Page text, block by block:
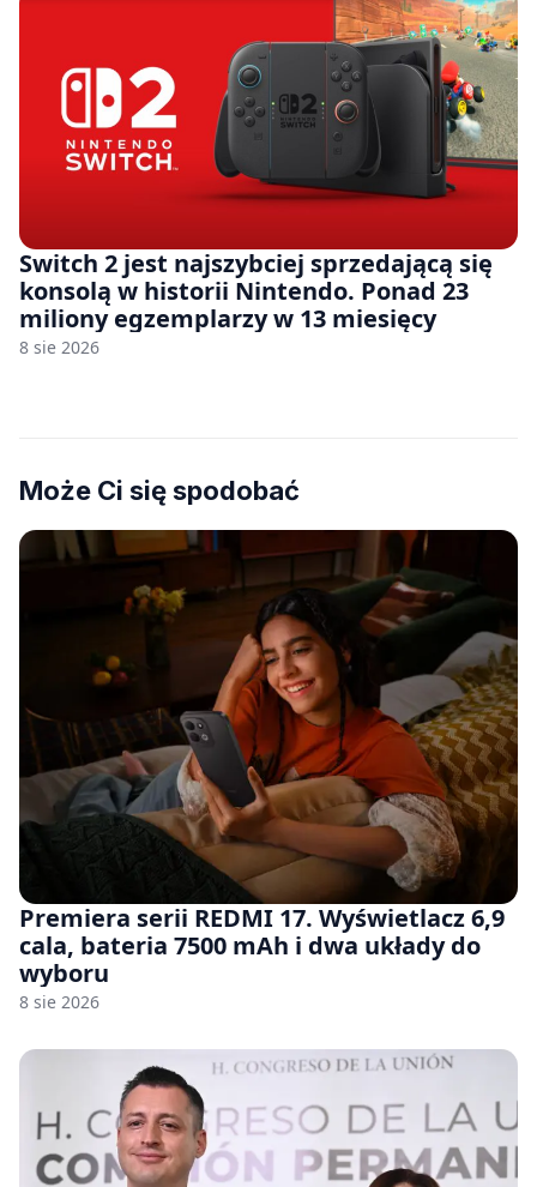
Switch 2 jest najszybciej sprzedającą się
konsolą w historii Nintendo. Ponad 23
miliony egzemplarzy w 13 miesięcy
8 sie 2026
Może Ci się spodobać
Premiera serii REDMI 17. Wyświetlacz 6,9
cala, bateria 7500 mAh i dwa układy do
wyboru
8 sie 2026